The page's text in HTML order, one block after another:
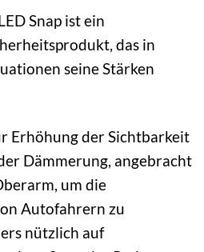
Snap ist ein
das in
seine Stärken
Erhöhung der Sichtbarkeit
Dämmerung, angebracht
um die
Autofahrern zu
nützlich auf